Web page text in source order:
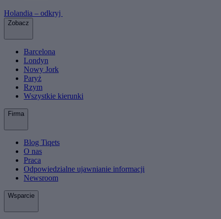
Holandia – odkryj
Zobacz
Barcelona
Londyn
Nowy Jork
Paryż
Rzym
Wszystkie kierunki
Firma
Blog Tiqets
O nas
Praca
Odpowiedzialne ujawnianie informacji
Newsroom
Wsparcie